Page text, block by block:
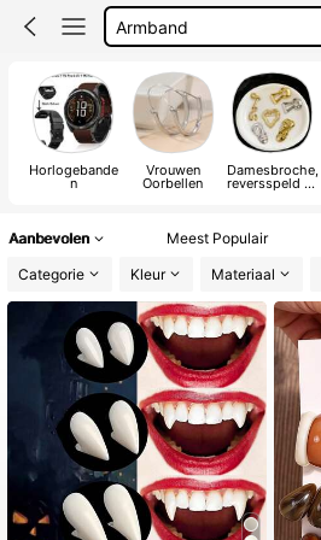
Armband
Oorbellen Stainless Steel
Oorbellen
Horlogebande
n
Vrouwen
Oorbellen
Damesbroche,
reversspeld en
Aanbevolen Meest Populair
Categorie
Kleur Materiaal